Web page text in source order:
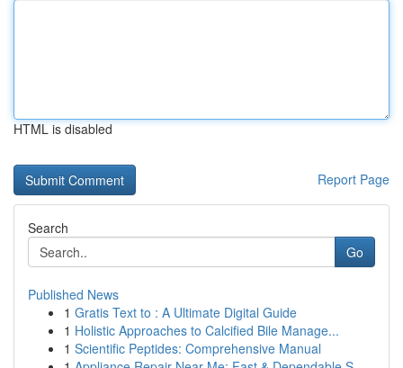
HTML is disabled
Report Page
Search
Go
Published News
1 Gratis Text to : A Ultimate Digital Guide
1 Holistic Approaches to Calcified Bile Manage...
1 Scientific Peptides: Comprehensive Manual